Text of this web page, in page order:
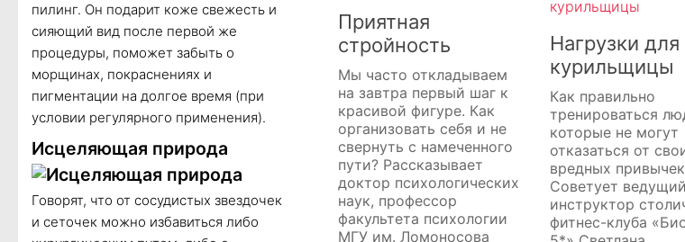
Приятная
стройность
Мы часто откладываем
на завтра первый шаг к
красивой фигуре. Как
организовать себя и не
свернуть с намеченного
пути? Рассказывает
доктор психологических
наук, профессор
факультета психологии
МГУ им. Ломоносова
Нагрузки для
курильщицы
Как правильно
тренироваться
которые не могут
отказаться от
вредных
Советует ведущий
инструктор
фитнес-клуба
пилинг. Он подарит коже свежесть и
сияющий вид после первой же
процедуры, поможет забыть о
морщинах, покраснениях и
пигментации на долгое время (при
условии регулярного применения).
Исцеляющая природа
Говорят, что от сосудистых звездочек
и сеточек можно избавиться либо